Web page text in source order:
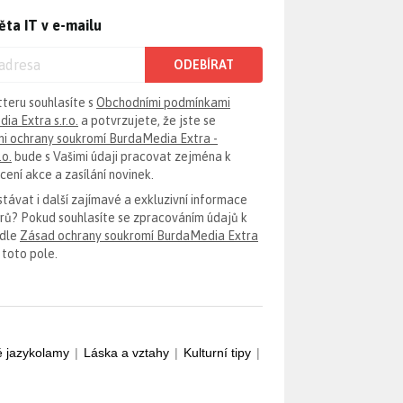
IT v e-mailu
ODEBÍRAT
souhlasíte s Obchodními podmínkami
Extra s.r.o. a potvrzujete, že jste se
ochrany soukromí BurdaMedia Extra -
bude s Vašimi údaji pracovat zejména k
akce a zasílání novinek.
i další zajímavé a exkluzivní informace
Pokud souhlasíte se zpracováním údajů k
Zásad ochrany soukromí BurdaMedia Extra
pole.
jazykolamy | Láska a vztahy | Kulturní tipy |